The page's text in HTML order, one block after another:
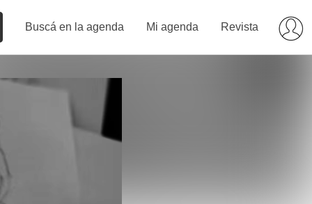
Buscá en la agenda Mi agenda Revista